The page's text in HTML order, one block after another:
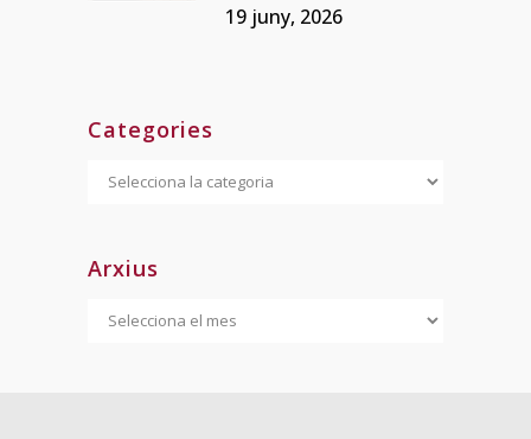
19 juny, 2026
Categories
Categories
Arxius
Arxius